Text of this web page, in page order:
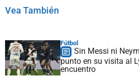
Vea También
Fútbol
Sin Messi ni
punto en su visita al
encuentro